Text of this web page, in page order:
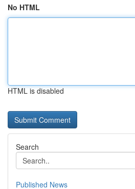
No HTML
HTML is disabled
Search
Published News